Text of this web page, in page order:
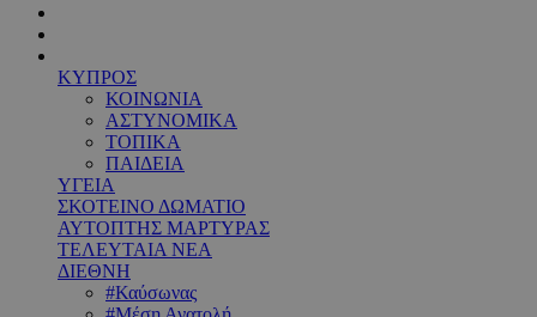
ΚΥΠΡΟΣ
ΚΟΙΝΩΝΙΑ
ΑΣΤΥΝΟΜΙΚΑ
ΤΟΠΙΚΑ
ΠΑΙΔΕΙΑ
ΥΓΕΙΑ
ΣΚΟΤΕΙΝΟ ΔΩΜΑΤΙΟ
ΑΥΤΟΠΤΗΣ ΜΑΡΤΥΡΑΣ
ΤΕΛΕΥΤΑΙΑ ΝΕΑ
ΔΙΕΘΝΗ
#Καύσωνας